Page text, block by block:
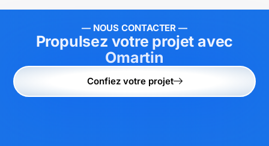
— NOUS CONTACTER —
Propulsez votre projet avec
Omartin
Confiez votre projet